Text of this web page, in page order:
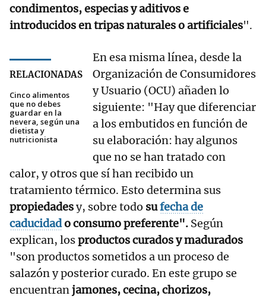
condimentos, especias y aditivos e
introducidos en tripas naturales o artificiales".
RELACIONADAS
Cinco alimentos
que no debes
guardar en la
nevera, según una
dietista y
nutricionista
En esa misma línea, desde la
Organización de Consumidores
y Usuario (OCU) añaden lo
siguiente: "Hay que diferenciar
a los embutidos en función de
su elaboración: hay algunos
que no se han tratado con
calor, y otros que sí han recibido un
tratamiento térmico. Esto determina sus
propiedadesy, sobre todo sufecha de
caducidado consumo preferente". Según
explican, losproductos curados y madurados
"son productos sometidos a un proceso de
salazón y posterior curado. En este grupo se
encuentranjamones, cecina, chorizos,